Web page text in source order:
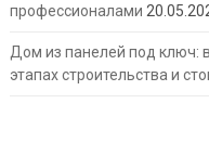
профессионалами
Дом из панелей под ключ:
этапах строительства и